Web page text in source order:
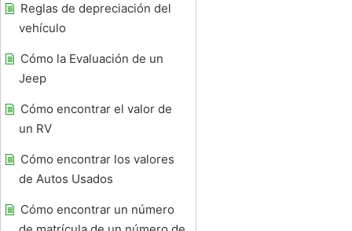
Reglas de depreciación del
vehículo
Cómo la Evaluación de un
Jeep
Cómo encontrar el valor de
un RV
Cómo encontrar los valores
de Autos Usados ​​
Cómo encontrar un número